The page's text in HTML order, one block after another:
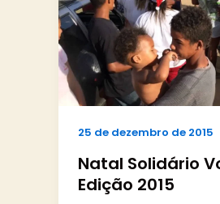
25 de dezembro de 2015
Natal Solidário
Edição 2015